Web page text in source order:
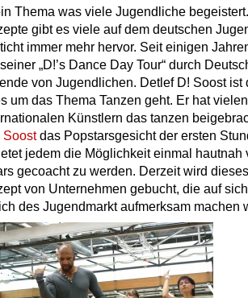
Thema was viele Jugendliche begeistert.
gibt es viele auf dem deutschen
immer mehr hervor. Seit einigen
„D!’s Dance Day Tour“ durch
von Jugendlichen. Detlef D! Soost ist
um das Thema Tanzen geht. Er hat vielen
Künstlern das tanzen
Soostdas Popstarsgesicht der ersten
jedem die Möglichkeit einmal hautnah
gecoacht zu werden. Derzeit wird dieses
von Unternehmen gebucht, die auf
des Jugendmarkt aufmerksam machen